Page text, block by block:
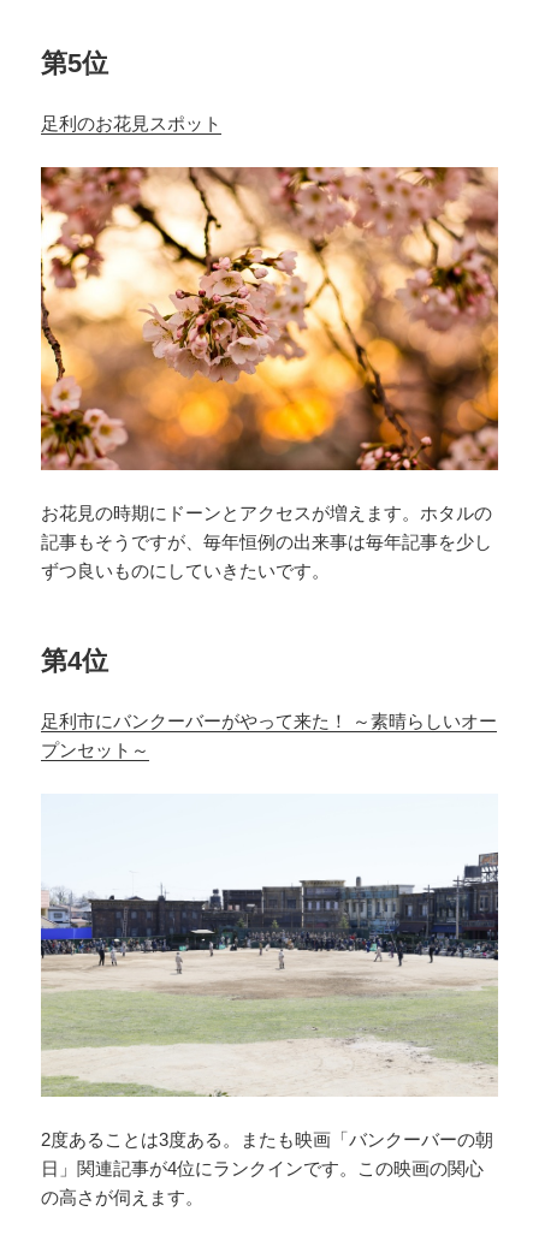
第5位
足利のお花見スポット
お花見の時期にドーンとアクセスが増えます。ホタルの
記事もそうですが、毎年恒例の出来事は毎年記事を少し
ずつ良いものにしていきたいです。
第4位
足利市にバンクーバーがやって来た！ ～素晴らしいオー
プンセット～
2度あることは3度ある。またも映画「バンクーバーの朝
日」関連記事が4位にランクインです。この映画の関心
の高さが伺えます。